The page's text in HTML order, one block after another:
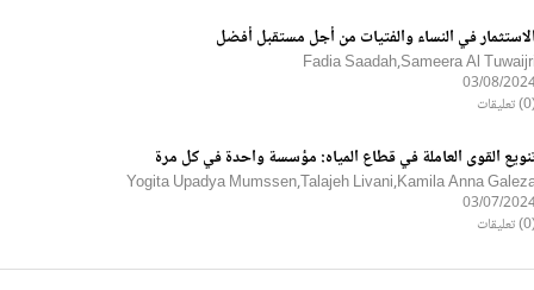
في النساء والفتيات من أجل مستقبل أفضل
Fadia Saadah,Sameera Al
03/08/
القوى العاملة في قطاع المياه: مؤسسة واحدة في كل مرة
Yogita Upadya Mumssen,Talajeh Livani,Kamila Anna
03/07/